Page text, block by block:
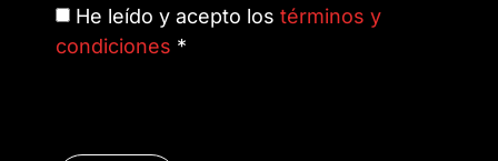
He leído y acepto los términos y
condiciones *